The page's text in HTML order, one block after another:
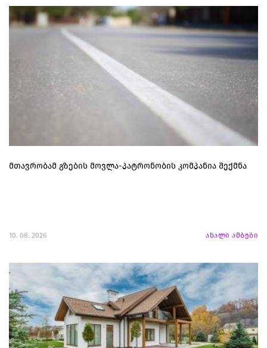
მთავრობამ გზების მოვლა-პატრონობის კომპანია შექმნა
10. 08. 2026 ახალი ამბები